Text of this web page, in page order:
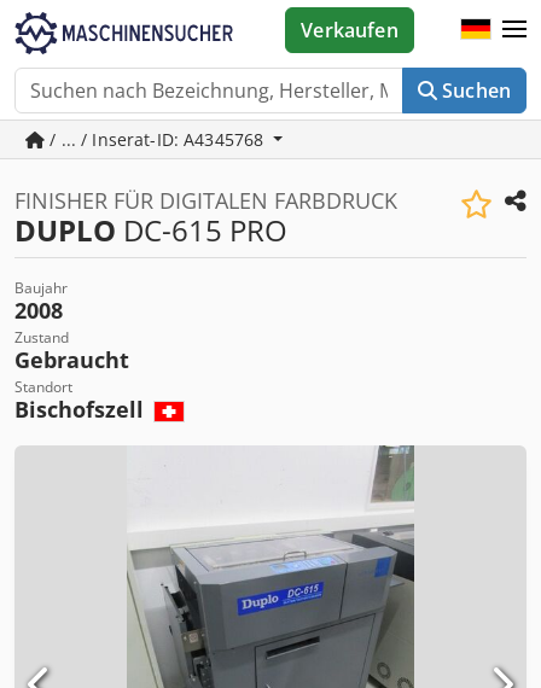
Suchen
Verkaufen
/ ... / Inserat-ID: A4345768
FINISHER FÜR DIGITALEN FARBDRUCK
DUPLO DC-615 PRO
Baujahr
2008
Zustand
Gebraucht
Standort
Bischofszell